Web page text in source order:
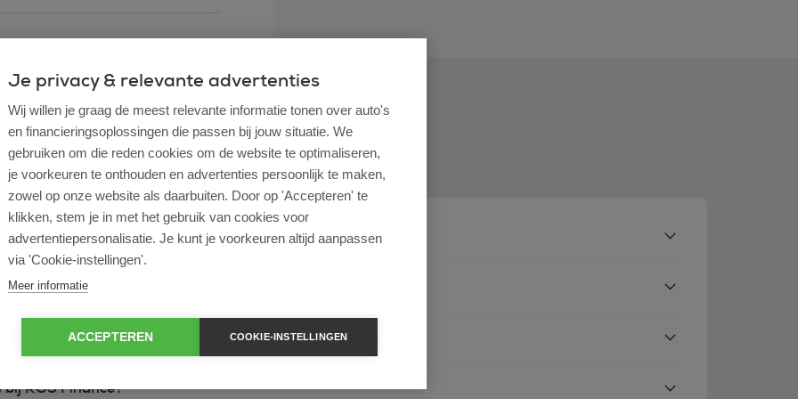
ondernemer?
operational lease?
ROS Finance?
Je privacy & relevante advertenties
Wij willen je graag de meest relevante informatie tonen over auto's
en financieringsoplossingen die passen bij jouw situatie. We
gebruiken om die reden cookies om de website te optimaliseren,
je voorkeuren te onthouden en advertenties persoonlijk te maken,
zowel op onze website als daarbuiten. Door op 'Accepteren' te
klikken, stem je in met het gebruik van cookies voor
advertentiepersonalisatie. Je kunt je voorkeuren altijd aanpassen
via 'Cookie-instellingen'.
Meer informatie
ACCEPTEREN COOKIE-INSTELLINGEN